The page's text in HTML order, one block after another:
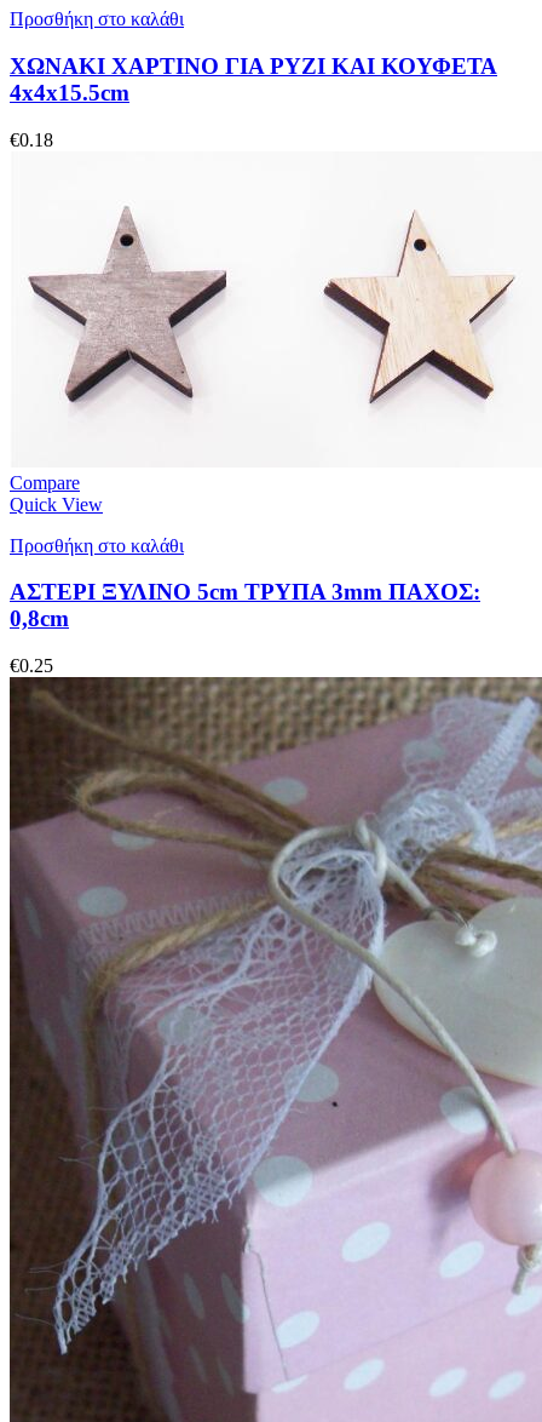
Προσθήκη στο καλάθι
ΧΩΝΑΚΙ ΧΑΡΤΙΝΟ ΓΙΑ ΡΥΖΙ ΚΑΙ ΚΟΥΦΕΤΑ
4x4x15.5cm
€0.18
Compare
Quick View
Προσθήκη στο καλάθι
ΑΣΤΕΡΙ ΞΥΛΙΝΟ 5cm ΤΡΥΠΑ 3mm ΠΑΧΟΣ:
0,8cm
€0.25